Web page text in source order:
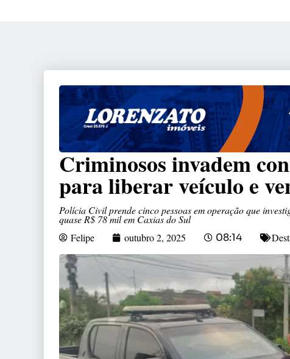
Criminosos invadem
para liberar veículo e
Polícia Civil prende cinco pessoas em operação que
quase R$ 78 mil em Caxias do Sul
Felipe
outubro 2, 2025 08:14